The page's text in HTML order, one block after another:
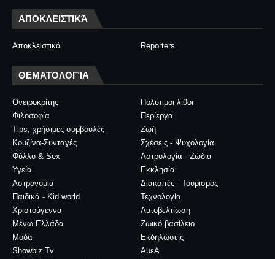
ΑΠΟΚΛΕΙΣΤΙΚΆ
Αποκλειστικά Reporters
ΘΕΜΑΤΟΛΟΓΊΑ
Ονειροκρίτης
Πολύτιμοι λίθοι
Φιλοσοφία
Περίεργα
Tips, χρήσιμες συμβουλές
Ζωή
Κουζίνα-Συνταγές
Σχέσεις - Ψυχολογία
Φύλλο & Sex
Αστρολογία - Ζώδια
Υγεία
Εκκλησία
Αστρονομία
Διακοπές - Τουρισμός
Παιδικά - Kid world
Τεχνολογία
Χριστούγεννα
Αυτοβελτίωση
Μένω Ελλάδα
Ζωικό βασίλειο
Μόδα
Εκδηλώσεις
Showbiz Tv
ΑμεΑ